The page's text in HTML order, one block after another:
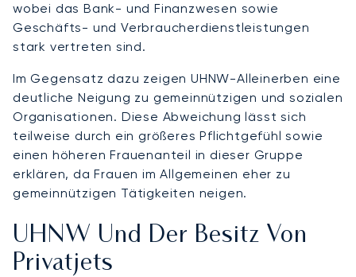
wobei das Bank- und Finanzwesen sowie
Geschäfts- und Verbraucherdienstleistungen
stark vertreten sind.
Im Gegensatz dazu zeigen UHNW-Alleinerben eine
deutliche Neigung zu gemeinnützigen und sozialen
Organisationen. Diese Abweichung lässt sich
teilweise durch ein größeres Pflichtgefühl sowie
einen höheren Frauenanteil in dieser Gruppe
erklären, da Frauen im Allgemeinen eher zu
gemeinnützigen Tätigkeiten neigen.
UHNW Und Der Besitz Von
Privatjets